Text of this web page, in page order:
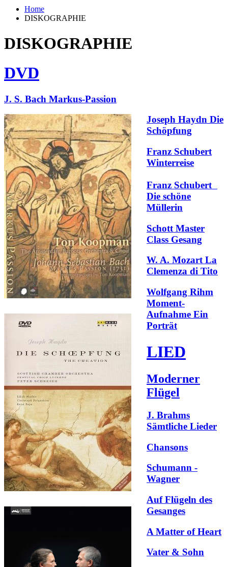
Home
DISKOGRAPHIE
DISKOGRAPHIE
DVD
J. S. Bach Markus-Passion
Joseph Haydn Die
Schöpfung
Franz Schubert
Winterreise
Franz Schubert
Die schöne
Müllerin
Schott Master
Class Gesang
W. A. Mozart La
Clemenza di Tito
Wolfgang Rihm
Moment-
Aufnahme Ein
Porträt
LIED
Moderner
Flügel
J. Brahms
Sämtliche Lieder
Chansons
Schumann -
Wagner
Auf Flügeln des
Gesanges
A Matter of Heart
Vater & Sohn